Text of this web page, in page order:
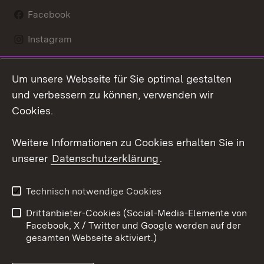
Facebook
Instagram
Mastodon
Youtube
Kontakt
Datenschutz
Barrierefreiheit
Impressum Cookies
Um unsere Webseite für Sie optimal gestalten
und verbessern zu können, verwenden wir
Cookies.
Weitere Informationen zu Cookies erhalten Sie in
unserer Datenschutzerklärung.
Technisch notwendige Cookies
Drittanbieter-Cookies (Social-Media-Elemente von
Facebook, X / Twitter und Google werden auf der
gesamten Webseite aktiviert.)